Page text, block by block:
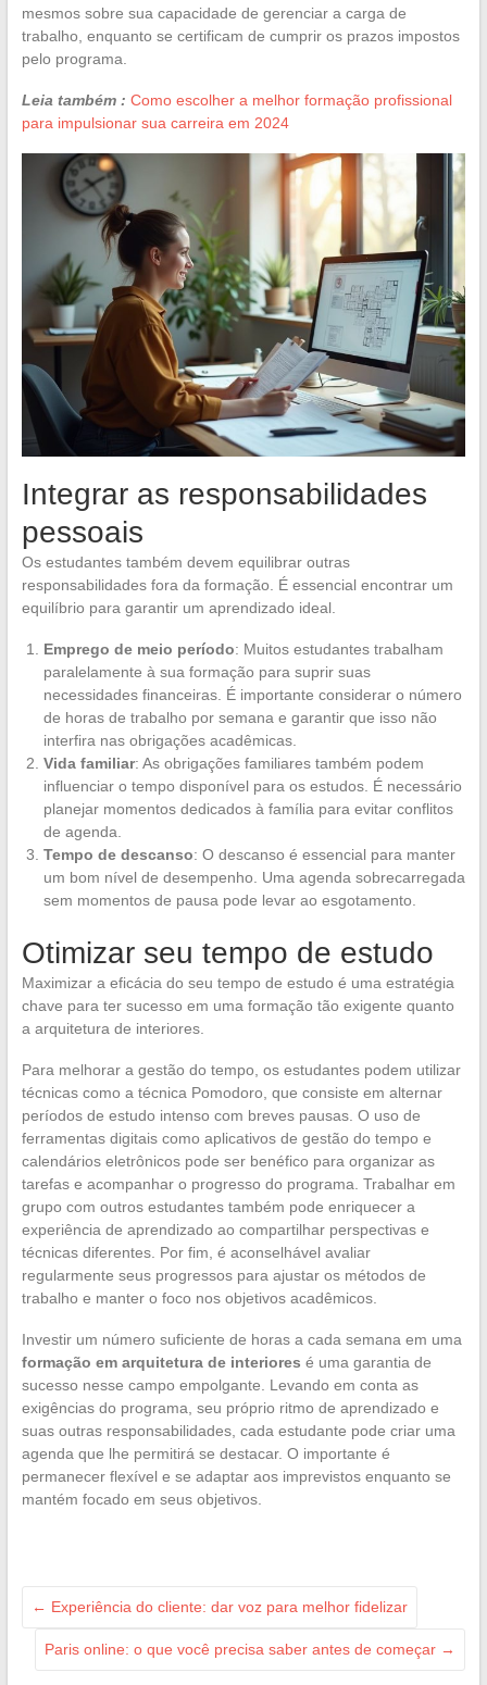
mesmos sobre sua capacidade de gerenciar a carga de
trabalho, enquanto se certificam de cumprir os prazos impostos
pelo programa.
Leia também : Como escolher a melhor formação profissional
para impulsionar sua carreira em 2024
Integrar as responsabilidades
pessoais
Os estudantes também devem equilibrar outras
responsabilidades fora da formação. É essencial encontrar um
equilíbrio para garantir um aprendizado ideal.
Emprego de meio período: Muitos estudantes trabalham
paralelamente à sua formação para suprir suas
necessidades financeiras. É importante considerar o número
de horas de trabalho por semana e garantir que isso não
interfira nas obrigações acadêmicas.
Vida familiar: As obrigações familiares também podem
influenciar o tempo disponível para os estudos. É necessário
planejar momentos dedicados à família para evitar conflitos
de agenda.
Tempo de descanso: O descanso é essencial para manter
um bom nível de desempenho. Uma agenda sobrecarregada
sem momentos de pausa pode levar ao esgotamento.
Otimizar seu tempo de estudo
Maximizar a eficácia do seu tempo de estudo é uma estratégia
chave para ter sucesso em uma formação tão exigente quanto
a arquitetura de interiores.
Para melhorar a gestão do tempo, os estudantes podem utilizar
técnicas como a técnica Pomodoro, que consiste em alternar
períodos de estudo intenso com breves pausas. O uso de
ferramentas digitais como aplicativos de gestão do tempo e
calendários eletrônicos pode ser benéfico para organizar as
tarefas e acompanhar o progresso do programa. Trabalhar em
grupo com outros estudantes também pode enriquecer a
experiência de aprendizado ao compartilhar perspectivas e
técnicas diferentes. Por fim, é aconselhável avaliar
regularmente seus progressos para ajustar os métodos de
trabalho e manter o foco nos objetivos acadêmicos.
Investir um número suficiente de horas a cada semana em uma
formação em arquitetura de interiores é uma garantia de
sucesso nesse campo empolgante. Levando em conta as
exigências do programa, seu próprio ritmo de aprendizado e
suas outras responsabilidades, cada estudante pode criar uma
agenda que lhe permitirá se destacar. O importante é
permanecer flexível e se adaptar aos imprevistos enquanto se
mantém focado em seus objetivos.
← Experiência do cliente: dar voz para melhor fidelizar
Paris online: o que você precisa saber antes de começar →